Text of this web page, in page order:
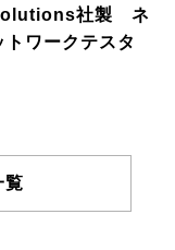
社製 ネ
ワークテスタ
覧